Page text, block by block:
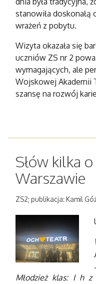
stanowiła
wrażeń z pobytu.
Wizyta okazała się
uczniów ZS nr 2
wymagających, ale
Wojskowej Akademii
szansę na rozwój
Słów kilka
Warszawie
ZS2; publikacja: Kamil
Młodzież klas: I h